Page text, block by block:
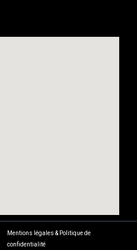
Mentions légales & Politique de
confidentialité